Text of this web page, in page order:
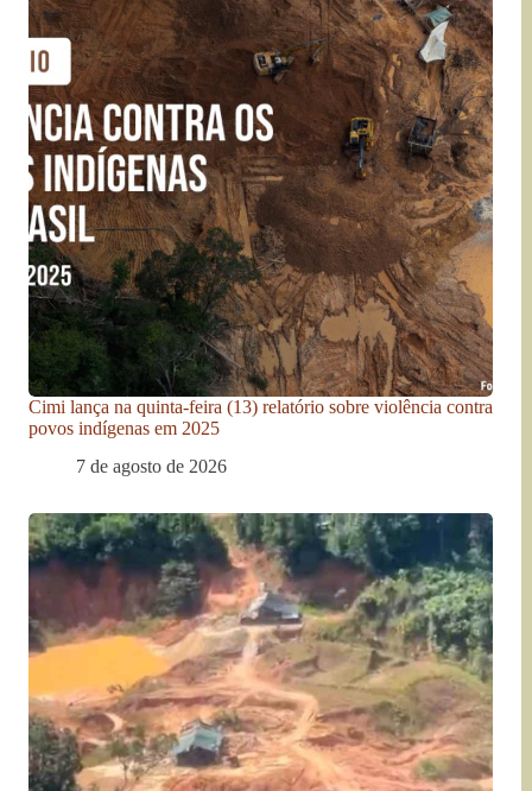
Cimi lança na quinta-feira (13) relatório sobre violência contra
povos indígenas em 2025
7 de agosto de 2026